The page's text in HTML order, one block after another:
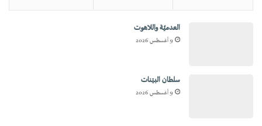
العدميَّة واللاهوت
9 أغسطس 2026
سلطان البيّنات
9 أغسطس 2026